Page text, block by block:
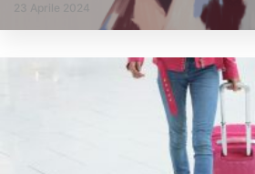
23 Aprile 2024